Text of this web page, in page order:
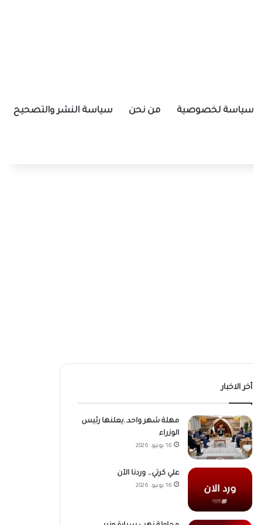
سياسة لخصوصية من نحن سياسة النشر والتصحيح
أخر الاخبار
مهلة شهر واحد..يعلنها رئيس
الوزراء
16 يونيو، 2026
علي كرتي… وردنا الآن
16 يونيو، 2026